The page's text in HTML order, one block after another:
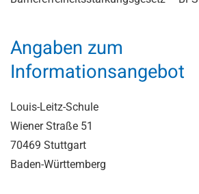
Angaben zum
Informationsangebot
Louis-Leitz-Schule
Wiener Straße 51
70469 Stuttgart
Baden-Württemberg